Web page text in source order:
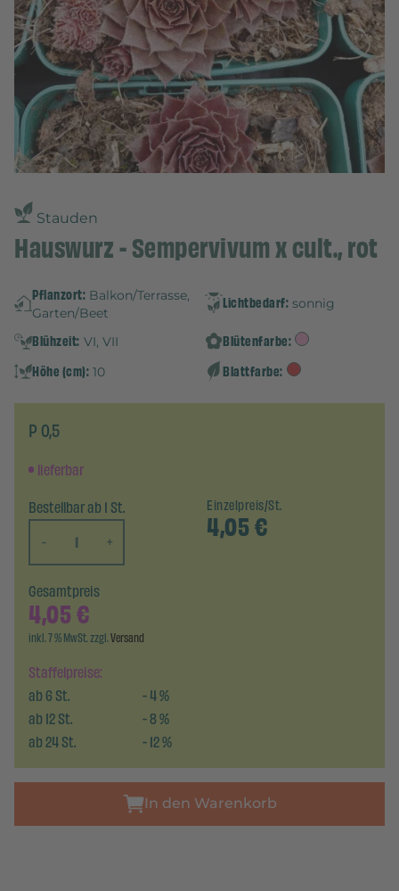
Stauden
Hauswurz - Sempervivum x cult., rot
Pflanzort: Balkon/Terrasse,
Garten/Beet
Lichtbedarf: sonnig
Blühzeit: VI, VII
Blütenfarbe:
Höhe (cm): 10 Blattfarbe:
P 0,5
lieferbar
Bestellbar ab 1 St.
-
+
Einzelpreis/St.
4,05€
Staffelpreise:
ab6St. -4%
ab12St. -8%
ab24St. -12%
Gesamtpreis
4,05€
inkl. 7 % MwSt. zzgl.Versand
In den Warenkorb